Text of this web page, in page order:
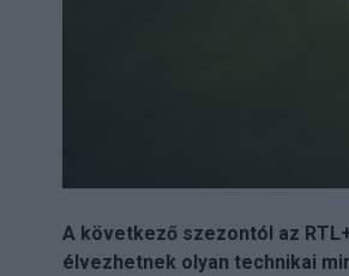
A következő szezontól az
élvezhetnek olyan technikai